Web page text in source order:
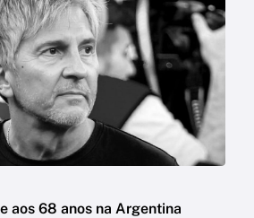
aos 68 anos na Argentina